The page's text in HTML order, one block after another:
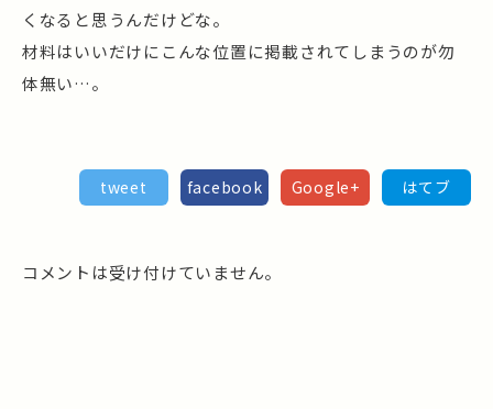
くなると思うんだけどな。
材料はいいだけにこんな位置に掲載されてしまうのが勿
体無い…。
tweet facebook Google+ はてブ
コメントは受け付けていません。